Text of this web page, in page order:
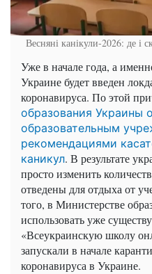
Весняні канікули-2026: де і
Уже в начале года, а
Украине будет введен
коронавируса. По этой
образования Украины
образовательным
рекомендациями
каникул. В результате
просто изменить
отведены для отдыха от
того, в Министерстве
использовать уже
«Всеукраинскую школу
запускали в начале
коронавируса в Украине.